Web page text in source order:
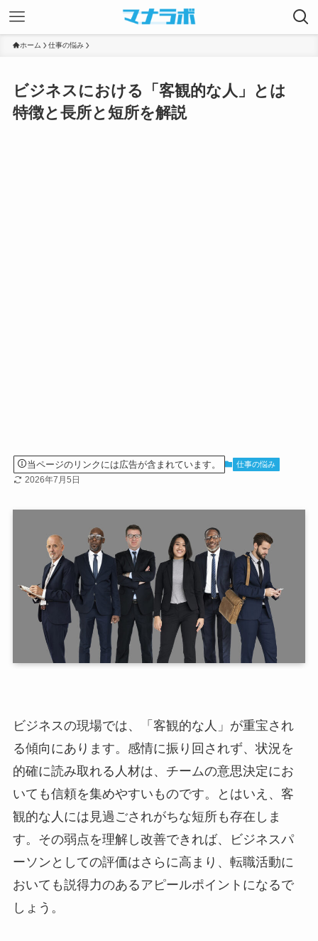
ホーム 仕事の悩み
ビジネスにおける「客観的な人」とは
特徴と長所と短所を解説
当ページのリンクには広告が含まれています。 仕事の悩み
2026年7月5日
ビジネスの現場では、「客観的な人」が重宝され
る傾向にあります。感情に振り回されず、状況を
的確に読み取れる人材は、チームの意思決定にお
いても信頼を集めやすいものです。とはいえ、客
観的な人には見過ごされがちな短所も存在しま
す。その弱点を理解し改善できれば、ビジネスパ
ーソンとしての評価はさらに高まり、転職活動に
おいても説得力のあるアピールポイントになるで
しょう。